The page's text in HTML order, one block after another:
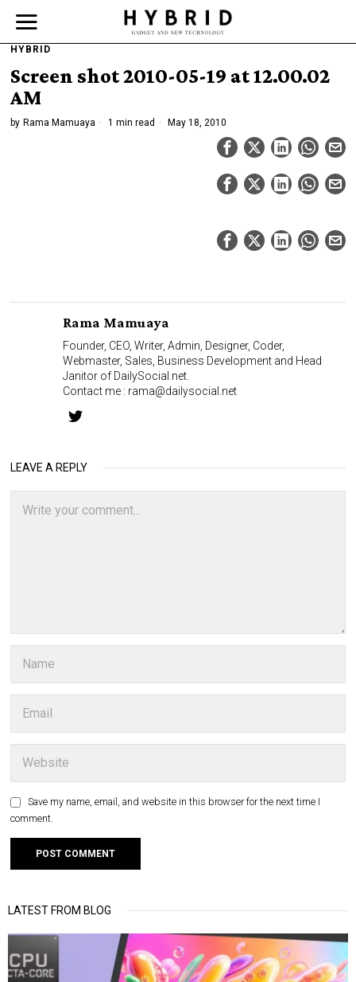
HYBRID
Screen shot 2010-05-19 at 12.00.02
AM
by Rama Mamuaya 1 min read May 18, 2010
Rama Mamuaya
Founder, CEO, Writer, Admin, Designer, Coder,
Webmaster, Sales, Business Development and Head
Janitor of DailySocial.net.
Contact me : rama@dailysocial.net
LEAVE A REPLY
Save my name, email, and website in this browser for the next time I
comment.
LATEST FROM BLOG